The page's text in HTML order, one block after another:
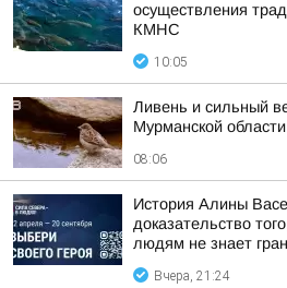
осуществления
КМНС
10:05
Ливень и сильный
Мурманской области
08:06
История Алины
доказательство
людям не знает
Вчера, 21:24